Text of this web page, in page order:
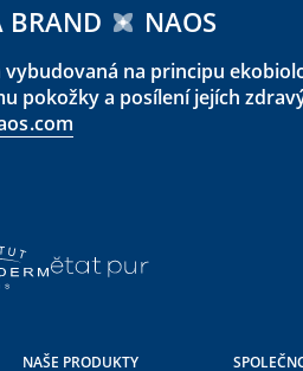
BRAND NAOS
vybudovaná na principu
pokožky a posílení jejích
NAŠE PRODUKTY